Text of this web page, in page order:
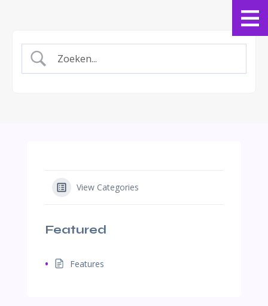
View Categories
Featured
Features